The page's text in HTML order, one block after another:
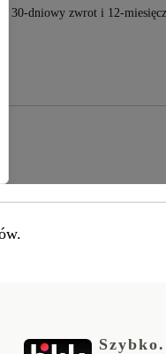
30-dniowy zwrot i 12-